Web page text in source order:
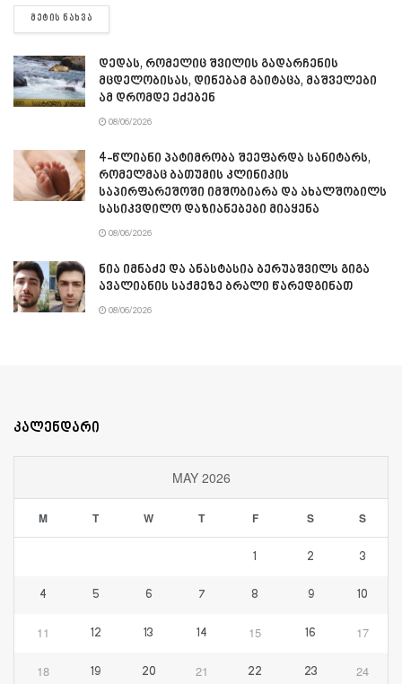
ᲛᲔᲢᲘᲡ ᲜᲐᲮᲕᲐ
დედას, რომელიც შვილის გადარჩენის
მცდელობისას, დინებამ გაიტაცა, მაშველები
ამ დრომდე ეძებენ
08/06/2026
4-წლიანი პატიმრობა შეეფარდა სანიტარს,
რომელმაც ბათუმის კლინიკის
საპირფარეშოში იმშობიარა და ახალშობილს
სასიკვდილო დაზიანებები მიაყენა
08/06/2026
ნია იმნაძე და ანასტასია ბერუაშვილს გიგა
ავალიანის საქმეზე ბრალი წარედგინათ
08/06/2026
კალენდარი
MAY 2026
M T W T F S S
1 2 3
4 5 6 7 8 9 10
11 12 13 14 15 16 17
18 19 20 21 22 23 24